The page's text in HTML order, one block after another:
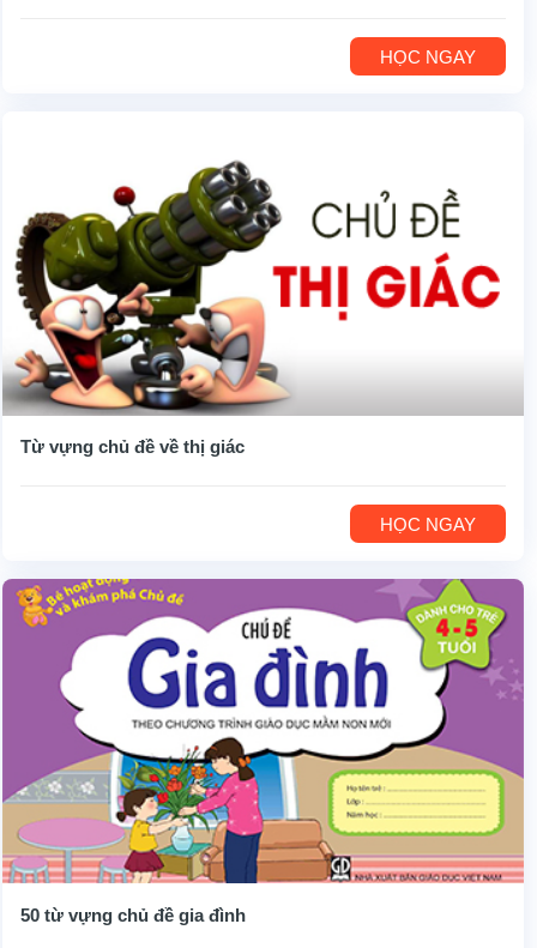
HỌC NGAY
Từ vựng chủ đề về thị giác
HỌC NGAY
50 từ vựng chủ đề gia đình